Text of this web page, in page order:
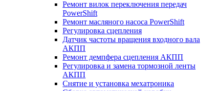
Ремонт вилок переключения передач
PowerShift
Ремонт масляного насоса PowerShift
Регулировка сцепления
Датчик частоты вращения входного вала
АКПП
Ремонт демпфера сцепления АКПП
Регулировка и замена тормозной ленты
АКПП
Снятие и установка мехатроника